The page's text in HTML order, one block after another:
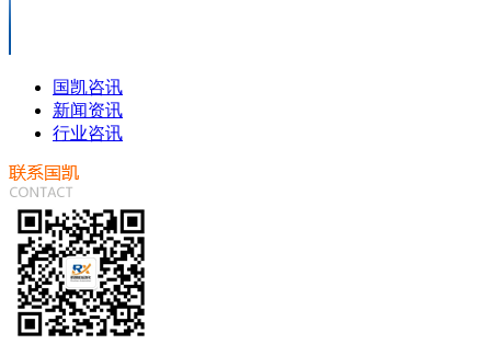
国凯咨讯
新闻资讯
行业咨讯